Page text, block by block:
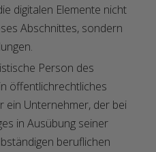
digitalen Elemente nicht
Abschnittes, sondern
Person des
öffentlichrechtliches
ein Unternehmer, der bei
in Ausübung seiner
beruflichen